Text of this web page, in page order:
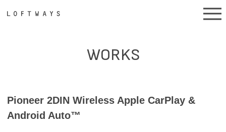
WORKS
Pioneer 2DIN Wireless Apple CarPlay &
Android Auto™